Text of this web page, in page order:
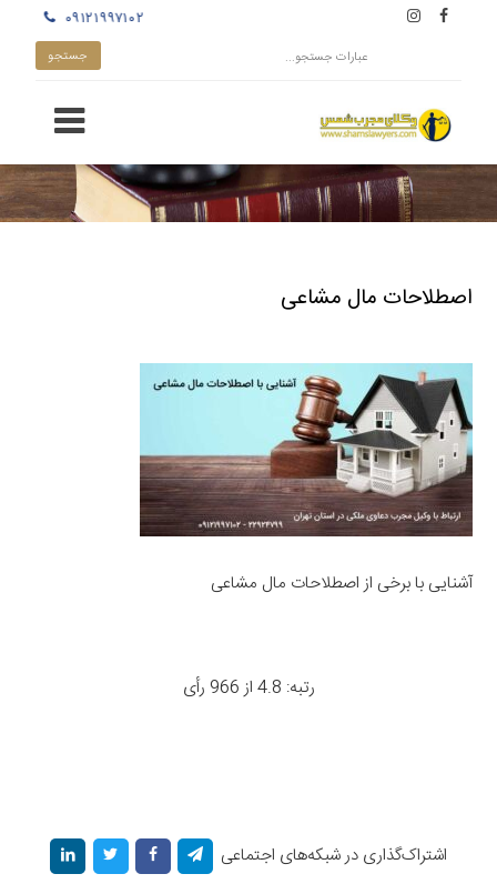
۰۹۱۲۱۹۹۷۱۰۲
اصطلاحات مال مشاعی
آشنایی با برخی از اصطلاحات مال مشاعی
رتبه: 4.8 از 966 رأی
اشتراک‌گذاری در شبکه‌های اجتماعی